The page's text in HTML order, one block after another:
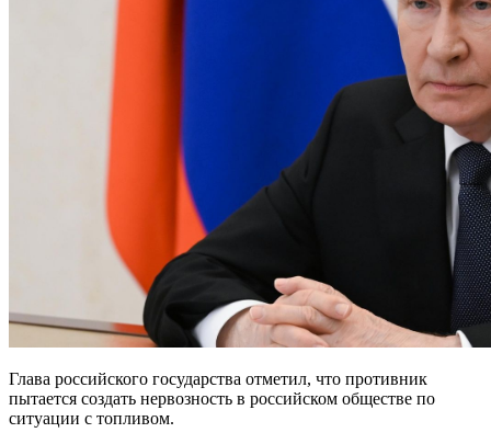
Глава российского государства отметил, что противник
пытается создать нервозность в российском обществе по
ситуации с топливом.